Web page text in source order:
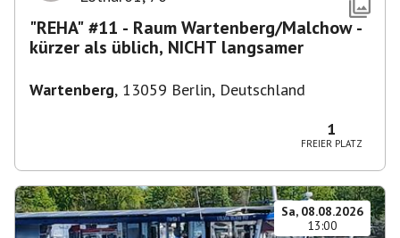
"REHA" #11 - Raum Wartenberg/Malchow -
kürzer als üblich, NICHT langsamer
Wartenberg, 13059 Berlin, Deutschland
1
FREIER PLATZ
Sa, 08.08.2026
13:00